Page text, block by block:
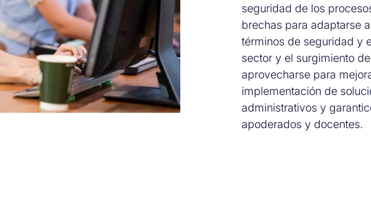
seguridad de los
brechas para adaptarse
términos de seguridad y
sector y el surgimiento
aprovecharse para
implementación de
administrativos y
apoderados y docentes.